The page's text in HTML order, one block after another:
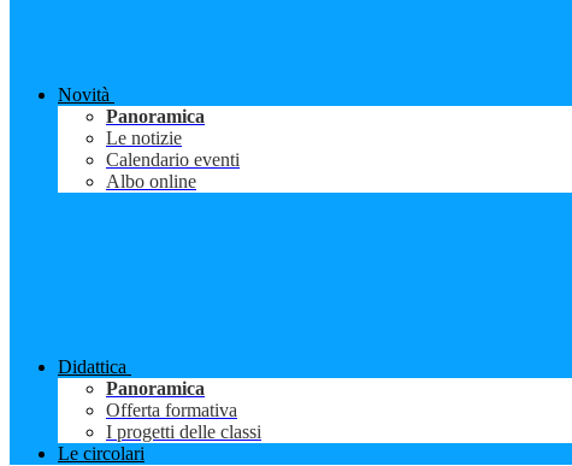
Novità
Panoramica
Le notizie
Calendario eventi
Albo online
Didattica
Panoramica
Offerta formativa
I progetti delle classi
Le circolari